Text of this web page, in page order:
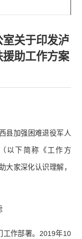
关于印发泸
助工作方案
县加强困难退役军人
以下简称《工作方
大家深化认识理解，
工作部署。2019年10